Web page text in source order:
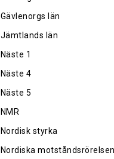
Gävlenorgs län
Jämtlands län
Näste 1
Näste 4
Näste 5
NMR
Nordisk styrka
Nordiska motståndsrörelsen